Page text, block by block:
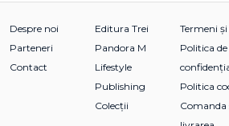
Despre noi
Parteneri
Contact
Editura Trei
Pandora M
Lifestyle
Publishing
Colecții
Termeni
Politica de
Politica
Comanda